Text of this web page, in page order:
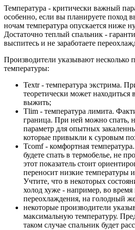
Температура - критически важный
особенно, если вы планируете поход
ночам температура опускается ниже
Достаточно теплый спальник -
выспитесь и не заработаете
Производители указывают несколько
температуры:
Textr - температура экстрима.
теоретически может
выжить;
Tlim - температура лимита.
граница. При ней можно спать,
параметр для опытных
которые привыкли к суровым
Tcomf - комфортная
будете спать в термобелье, не
этот показатель стоит
переносит низкие температуры и
Учтите, что в некоторых
холод хуже - например, во время
переохлаждения, на голодный
некоторые производители
максимальную температуру.
таком случае спальник будет